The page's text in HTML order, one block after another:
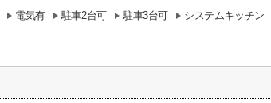
電気有 駐車2台可 駐車3台可
システムキッチン